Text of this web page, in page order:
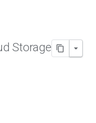
Storage